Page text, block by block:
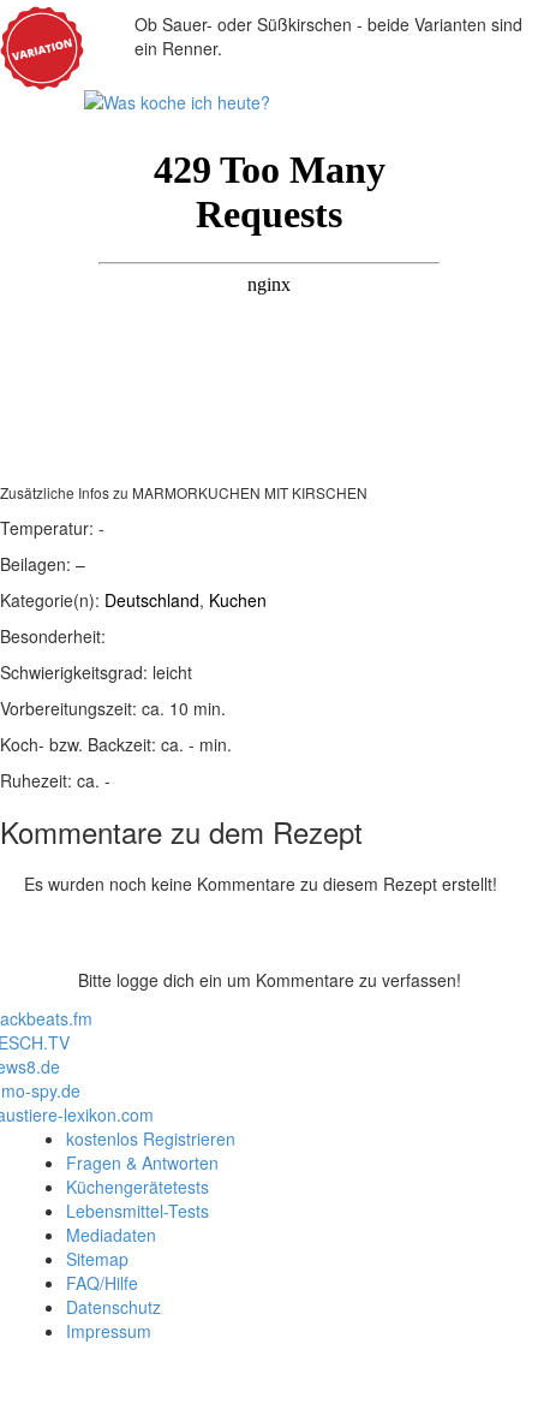
Ob Sauer- oder Süßkirschen - beide Varianten sind
ein Renner.
Zusätzliche Infos zu MARMORKUCHEN MIT KIRSCHEN
Temperatur: -
Beilagen: –
Kategorie(n): Deutschland, Kuchen
Besonderheit:
Schwierigkeitsgrad: leicht
Vorbereitungszeit: ca. 10 min.
Koch- bzw. Backzeit: ca. - min.
Ruhezeit: ca. -
Kommentare zu dem Rezept
Es wurden noch keine Kommentare zu diesem Rezept erstellt!
Bitte logge dich ein um Kommentare zu verfassen!
spy.de
lexikon.com
kostenlos Registrieren
Fragen & Antworten
Küchengerätetests
Lebensmittel-Tests
Mediadaten
Sitemap
FAQ/Hilfe
Datenschutz
Impressum